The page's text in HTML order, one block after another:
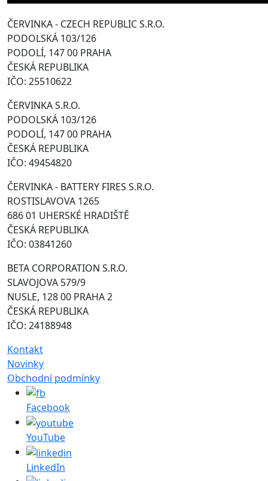
ČERVINKA - CZECH REPUBLIC S.R.O.
PODOLSKÁ 103/126
PODOLÍ, 147 00 PRAHA
ČESKÁ REPUBLIKA
IČO: 25510622
ČERVINKA S.R.O.
PODOLSKÁ 103/126
PODOLÍ, 147 00 PRAHA
ČESKÁ REPUBLIKA
IČO: 49454820
ČERVINKA - BATTERY FIRES S.R.O.
ROSTISLAVOVA 1265
686 01 UHERSKÉ HRADIŠTĚ
ČESKÁ REPUBLIKA
IČO: 03841260
BETA CORPORATION S.R.O.
SLAVOJOVA 579/9
NUSLE, 128 00 PRAHA 2
ČESKÁ REPUBLIKA
IČO: 24188948
Kontakt
Novinky
Obchodní podmínky
Facebook
YouTube
LinkedIn